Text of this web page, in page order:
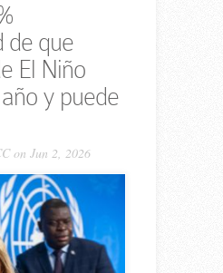
de que
El Niño
y puede
on Jun 2, 2026